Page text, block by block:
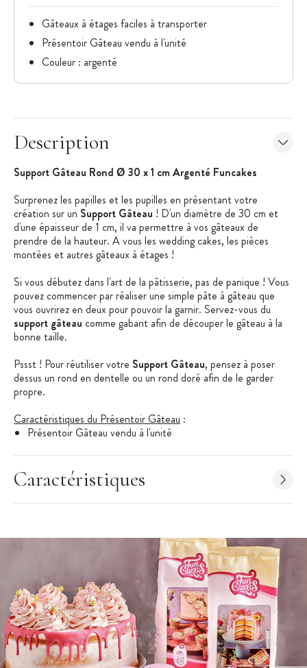
Gâteaux à étages faciles à transporter
Présentoir Gâteau vendu à l'unité
Couleur : argenté
Description
Support Gâteau Rond Ø 30 x 1 cm Argenté Funcakes
Surprenez les papilles et les pupilles en présentant votre
création sur un Support Gâteau ! D'un diamètre de 30 cm et
d'une épaisseur de 1 cm, il va permettre à vos gâteaux de
prendre de la hauteur. A vous les wedding cakes, les pièces
montées et autres gâteaux à étages !
Si vous débutez dans l'art de la pâtisserie, pas de panique ! Vous
pouvez commencer par réaliser une simple pâte à gâteau que
vous ouvrirez en deux pour pouvoir la garnir. Servez-vous du
support gâteau comme gabarit afin de découper le gâteau à la
bonne taille.
Pssst ! Pour réutiliser votre Support Gâteau, pensez à poser
dessus un rond en dentelle ou un rond doré afin de le garder
propre.
Caractéristiques du Présentoir Gâteau :
Présentoir Gâteau vendu à l'unité
Diamètre : 30 cm
Epaisseur : 1 cm
Couleur : argenté
Caractéristiques